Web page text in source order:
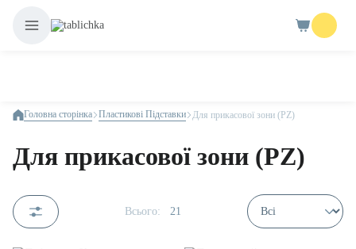
Головна сторінка Пластикові Підставки Для прикасової зони (PZ)
Для прикасової зони (PZ)
Всього: 21